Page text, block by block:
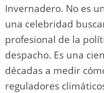
Invernadero. No es
una celebridad
profesional de la
despacho. Es una
décadas a medir
reguladores